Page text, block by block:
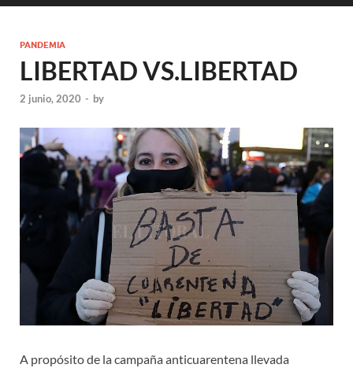
PANDEMIA
LIBERTAD VS.LIBERTAD
2 junio, 2020 - by
A propósito de la campaña anticuarentena llevada